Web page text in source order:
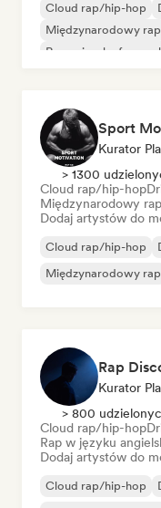
Cloud rap/hip-hop
Międzynarodowy rap
Rap w języku
Kurator
> 1300
Cloud rap/hip-hop
Międzynarodowy rap
Dodaj artystów do
Cloud rap/hip-hop
Międzynarodowy rap
Rap
Kurator
> 800
Cloud rap/hip-hop
Rap w języku
Dodaj artystów do
Cloud rap/hip-hop